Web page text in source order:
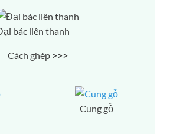
bác liên thanh
Cách ghép >>>
Cung gỗ